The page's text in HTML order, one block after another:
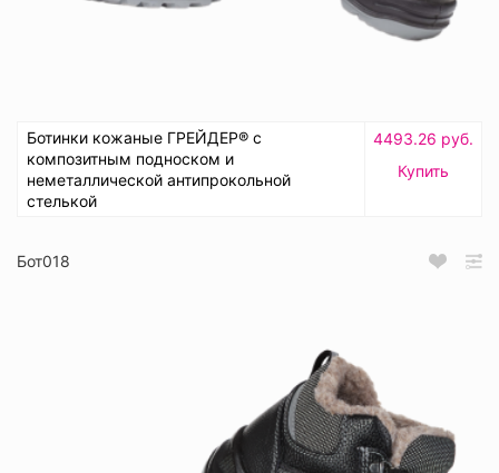
Ботинки кожаные ГРЕЙДЕР® с
композитным подноском и
неметаллической антипрокольной
стелькой
4493.26 руб.
Купить
Бот018